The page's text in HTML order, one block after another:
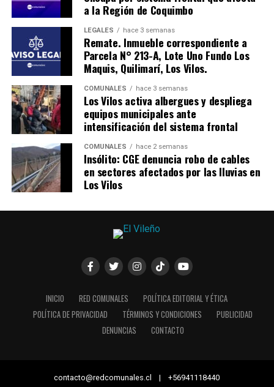
a la Región de Coquimbo
LEGALES hace 3 semanas
Remate. Inmueble correspondiente a
Parcela N° 213-A, Lote Uno Fundo Los
Maquis, Quilimarí, Los Vilos.
COMUNALES hace 3 semanas
Los Vilos activa albergues y despliega
equipos municipales ante
intensificación del sistema frontal
COMUNALES hace 2 semanas
Insólito: CGE denuncia robo de cables
en sectores afectados por las lluvias en
Los Vilos
INICIO RED COMUNALES
POLÍTICA EDITORIAL Y ÉTICA
POLÍTICA DE PRIVACIDAD
TÉRMINOS Y CONDICIONES
PUBLICIDAD
DENUNCIAS
CONTACTO
contacto@redcomunales.cl | +56941118440